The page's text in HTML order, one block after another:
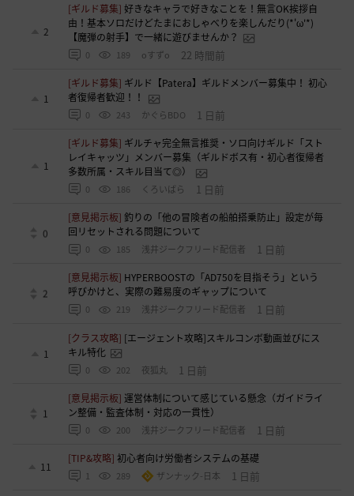
2
[ギルド募集]好きなキャラで好きなことを！無言OK挨拶自
由！基本ソロだけどたまにおしゃべりを楽しんだり(*'ω'*)
【魔弾の射手】で一緒に遊びませんか？
0 189 oすずo 22 時間前
1
[ギルド募集] ギルド【Patera】ギルドメンバー募集中！ 初心
者復帰者歓迎！！
0 243 かぐらBDO 1 日前
1
[ギルド募集] ギルチャ完全無言推奨・ソロ向けギルド「スト
レイキャッツ」メンバー募集（ギルドボス有・初心者復帰者
多数所属・スキル目当て◎）
0 186 くろいばら 1 日前
0
[意見掲示板]釣りの「他の冒険者の船舶搭乗防止」設定が毎
回リセットされる問題について
0 185 浅井ジークフリード配信者 1 日前
2
[意見掲示板] HYPERBOOSTの「AD750を目指そう」という
呼びかけと、実際の難易度のギャップについて
0 219 浅井ジークフリード配信者 1 日前
1
[クラス攻略] [エージェント攻略]スキルコンボ動画並びにス
キル特化
0 202 夜狐丸 1 日前
1
[意見掲示板]運営体制について感じている懸念（ガイドライ
ン整備・監査体制・対応の一貫性）
0 200 浅井ジークフリード配信者 1 日前
11
[TIP&攻略]初心者向け労働者システムの基礎
1 289 ザンナック-日本 1 日前